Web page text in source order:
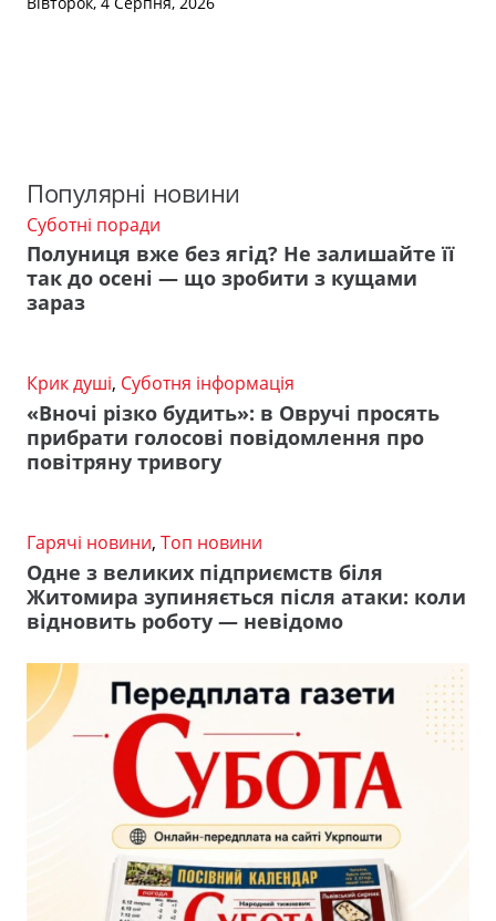
Популярні новини
Суботні поради
Полуниця вже без ягід? Не залишайте її
так до осені — що зробити з кущами
зараз
Крик душі, Суботня інформація
«Вночі різко будить»: в Овручі просять
прибрати голосові повідомлення про
повітряну тривогу
Гарячі новини, Топ новини
Одне з великих підприємств біля
Житомира зупиняється після атаки: коли
відновить роботу — невідомо